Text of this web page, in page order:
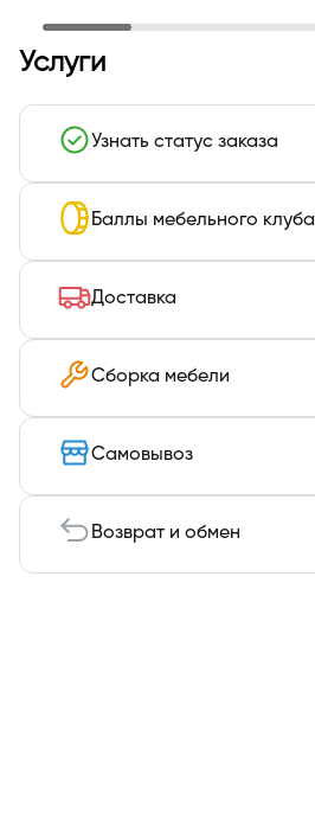
Услуги
Узнать статус заказа
Баллы мебельного клуба
Доставка
Сборка мебели
Самовывоз
Возврат и обмен